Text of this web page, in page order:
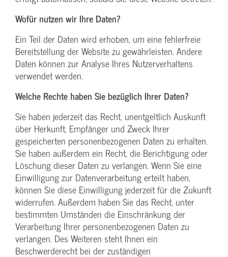
Wofür nutzen wir Ihre Daten?
Ein Teil der Daten wird erhoben, um eine fehlerfreie
Bereitstellung der Website zu gewährleisten. Andere
Daten können zur Analyse Ihres Nutzerverhaltens
verwendet werden.
Welche Rechte haben Sie bezüglich Ihrer Daten?
Sie haben jederzeit das Recht, unentgeltlich Auskunft
über Herkunft, Empfänger und Zweck Ihrer
gespeicherten personenbezogenen Daten zu erhalten.
Sie haben außerdem ein Recht, die Berichtigung oder
Löschung dieser Daten zu verlangen. Wenn Sie eine
Einwilligung zur Datenverarbeitung erteilt haben,
können Sie diese Einwilligung jederzeit für die Zukunft
widerrufen. Außerdem haben Sie das Recht, unter
bestimmten Umständen die Einschränkung der
Verarbeitung Ihrer personenbezogenen Daten zu
verlangen. Des Weiteren steht Ihnen ein
Beschwerderecht bei der zuständigen